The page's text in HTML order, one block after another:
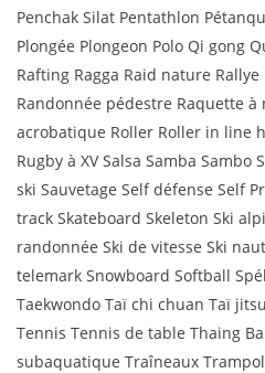
Penchak Silat Pentathlon
Plongée Plongeon Polo Qi gong
Rafting Ragga Raid nature
Randonnée pédestre Raquette à
acrobatique Roller Roller in line
Rugby à XV Salsa Samba Sambo
ski Sauvetage Self défense Self
track Skateboard Skeleton Ski
randonnée Ski de vitesse Ski
telemark Snowboard Softball
Taekwondo Taï chi chuan Taï
Tennis Tennis de table Thaing
subaquatique Traîneaux